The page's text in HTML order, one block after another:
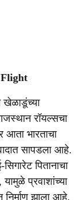
खेळाडूंच्या
रॉयल्सचा
आता भारताचा
सापडला आहे.
पितानाचा
प्रवाशांच्या
निर्माण झाला आहे.